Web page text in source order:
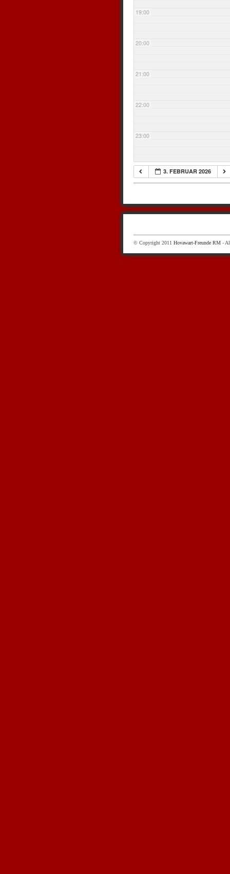
19:00
20:00
21:00
22:00
23:00
3. FEBRUAR 2026
© Copyright 2011 Hovawart-Freunde RM -